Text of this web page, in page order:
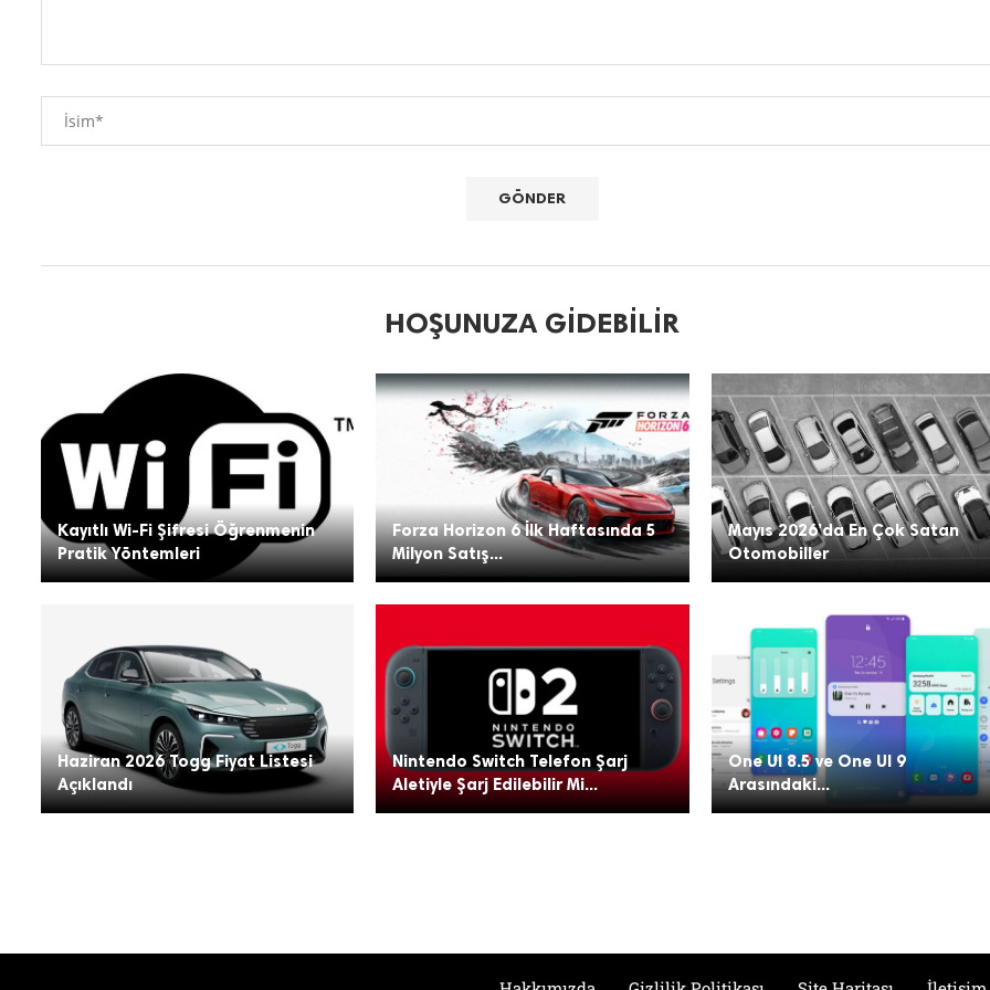
HOŞUNUZA GIDEBILIR
Kayıtlı Wi-Fi Şifresi Öğrenmenin
Pratik Yöntemleri
Forza Horizon 6 İlk Haftasında 5
Milyon Satış...
Mayıs 2026’da En Çok Satan
Otomobiller
Haziran 2026 Togg Fiyat Listesi
Açıklandı
Nintendo Switch Telefon Şarj
Aletiyle Şarj Edilebilir Mi...
One UI 8.5 ve One UI 9
Arasındaki...